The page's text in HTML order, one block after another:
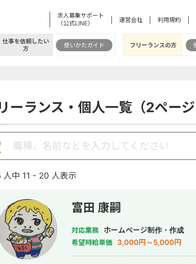
求人募集サポート
（公式LINE）
運営会社 利用規約
仕事を依頼したい
方
使いかたガイド フリーランスの方
ーランス・個人一覧（2ページ
人中 11 - 20 人表示
富田 康嗣
対応業務 ホームページ制作・作成
希望時給単価 3,000円～5,000円